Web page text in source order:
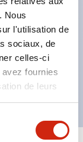
Nous
l'utilisation de
sociaux, de
celles-ci
fournies
de leurs
: